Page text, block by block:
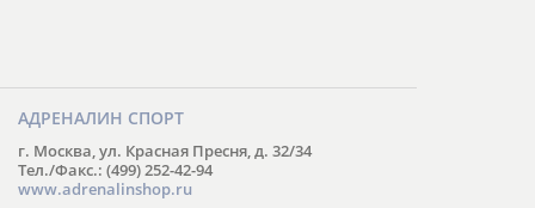
АДРЕНАЛИН СПОРТ
г. Москва, ул. Красная Пресня, д. 32/34
Тел./Факс.: (499) 252-42-94
www.adrenalinshop.ru